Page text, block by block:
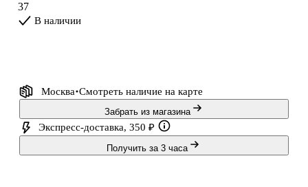
37
В наличии
Москва Смотреть наличие на карте
Забрать из магазина
Экспресс-доставка, 350 ₽
Получить за 3 часа